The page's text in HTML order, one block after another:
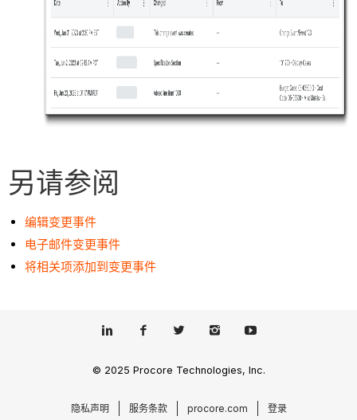
另请参阅
编辑变更事件
电子邮件变更事件
将相关项添加到变更事件
© 2025 Procore Technologies, Inc.
隐私声明 服务条款 procore.com 登录